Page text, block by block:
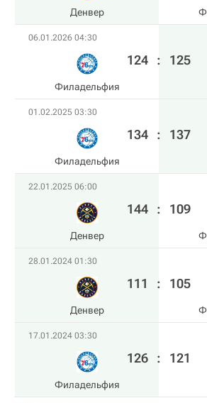
Денвер
06.01.2026 04:30
Филадельфия
124 : 125
01.02.2025 03:30
Филадельфия
134 : 137
22.01.2025 06:00
Денвер
144 : 109
28.01.2024 01:30
Денвер
111 : 105
17.01.2024 03:30
Филадельфия
126 : 121